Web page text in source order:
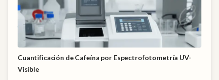
Cuantificación de Cafeína por Espectrofotometría UV-
Visible